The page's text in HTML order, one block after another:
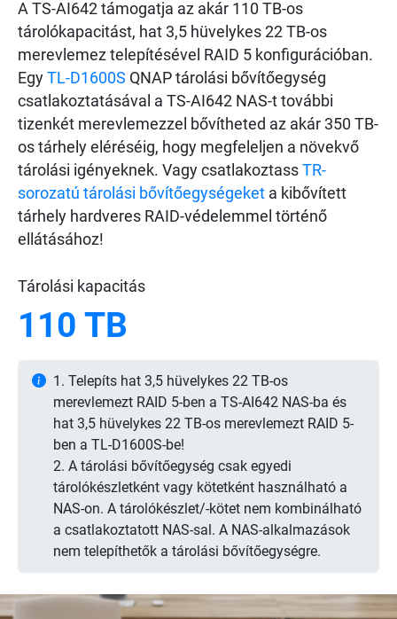
A TS-AI642 támogatja az akár 110 TB-os
tárolókapacitást, hat 3,5 hüvelykes 22 TB-os
merevlemez telepítésével RAID 5 konfigurációban.
Egy TL-D1600S QNAP tárolási bővítőegység
csatlakoztatásával a TS-AI642 NAS-t további
tizenkét merevlemezzel bővítheted az akár 350 TB-
os tárhely eléréséig, hogy megfeleljen a növekvő
tárolási igényeknek. Vagy csatlakoztass TR-
sorozatú tárolási bővítőegységeket a kibővített
tárhely hardveres RAID-védelemmel történő
ellátásához!
Tárolási kapacitás
110 TB
1. Telepíts hat 3,5 hüvelykes 22 TB-os
merevlemezt RAID 5-ben a TS-AI642 NAS-ba és
hat 3,5 hüvelykes 22 TB-os merevlemezt RAID 5-
ben a TL-D1600S-be!
2. A tárolási bővítőegység csak egyedi
tárolókészletként vagy kötetként használható a
NAS-on. A tárolókészlet/-kötet nem kombinálható
a csatlakoztatott NAS-sal. A NAS-alkalmazások
nem telepíthetők a tárolási bővítőegységre.